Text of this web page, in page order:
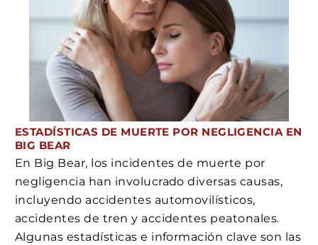
ESTADÍSTICAS DE MUERTE POR NEGLIGENCIA EN
BIG BEAR
En Big Bear, los incidentes de muerte por
negligencia han involucrado diversas causas,
incluyendo accidentes automovilísticos,
accidentes de tren y accidentes peatonales.
Algunas estadísticas e información clave son las